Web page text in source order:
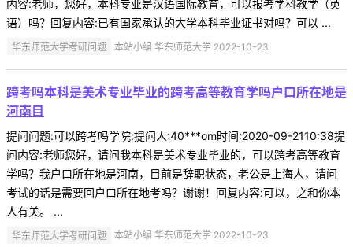
内容:老师，您好，本科专业是汉语国际教育，可以报考学科教学（英
语）吗？回复内容:已有国家承认的大学本科毕业证书对吗？可以 ...
华东师范大学考研问题 本站小编 华东师范大学 2022-10-23
跨考吗本科是美术专业毕业的跨考高等教育学吗户口所在地是
河南目
提问问题:可以跨考吗学院:提问人:40***om时间:2020-09-2110:38提
问内容:老师您好，请问我本科是美术专业毕业的，可以跨考高等教育
学吗？我户口所在地是河南，目前是辞职状态，老公是上海人，请问
考试的话是需要回户口所在地考吗？谢谢！回复内容:可以，之和你本
人有关。 ...
华东师范大学考研问题 本站小编 华东师范大学 2022-10-23